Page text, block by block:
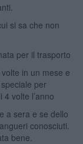
si sa che non
per il trasporto
in un mese e
per
volte l’anno
a sera e se dello
conosciuti.
bene.